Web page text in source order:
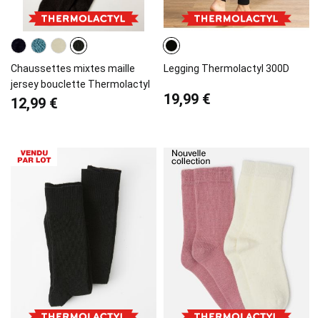
Chaussettes mixtes maille
jersey bouclette Thermolactyl
12,99 €
Legging Thermolactyl 300D
19,99 €